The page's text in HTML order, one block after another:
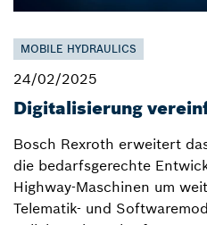
MOBILE HYDRAULICS
24/02/2025
Digitalisierung
Bosch Rexroth erweitert
die bedarfsgerechte
Highway-Maschinen um
Telematik- und